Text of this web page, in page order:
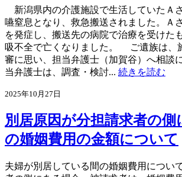
新潟県内の介護施設で生活していたＡ
嚥窒息となり、救急搬送されました。Ａ
を発症し、搬送先の病院で治療を受けた
吸不全で亡くなりました。 ご遺族は、
審に思い、担当弁護士（加賀谷）へ相談
当弁護士は、調査・検討... 続きを読む
2025年10月27日
別居原因が分担請求者の側
の婚姻費用の金額について
夫婦が別居している間の婚姻費用につい